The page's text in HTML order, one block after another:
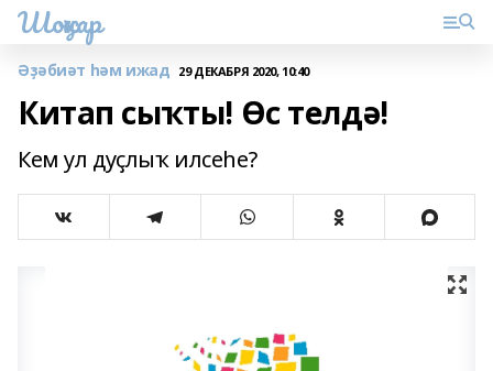
Шоңҡар
Әҙәбиәт һәм ижад 29 ДЕКАБРЯ 2020, 10:40
Китап сыҡты! Өс телдә!
Кем ул дуҫлыҡ илсеһе?